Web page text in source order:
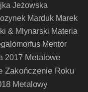
Jeżowska
Marduk Marek
& Mlynarski Materia
Mentor
2017 Metalowe
Zakończenie Roku
Metalowy